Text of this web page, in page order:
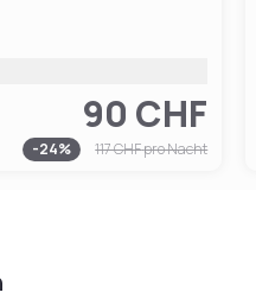
90 CHF
-24% 117 CHFpro Nacht